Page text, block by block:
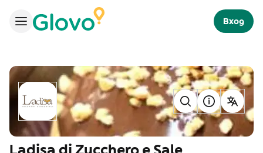
Вход
Ladisa di Zucchero e Sale